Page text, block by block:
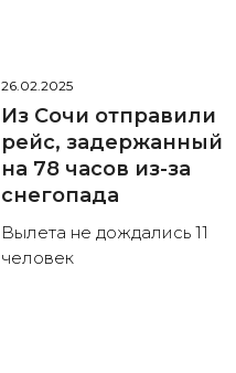
26.02.2025
Из Сочи отправили
рейс, задержанный
на 78 часов из-за
снегопада
Вылета не дождались 11
человек